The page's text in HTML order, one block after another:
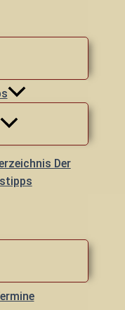
Der